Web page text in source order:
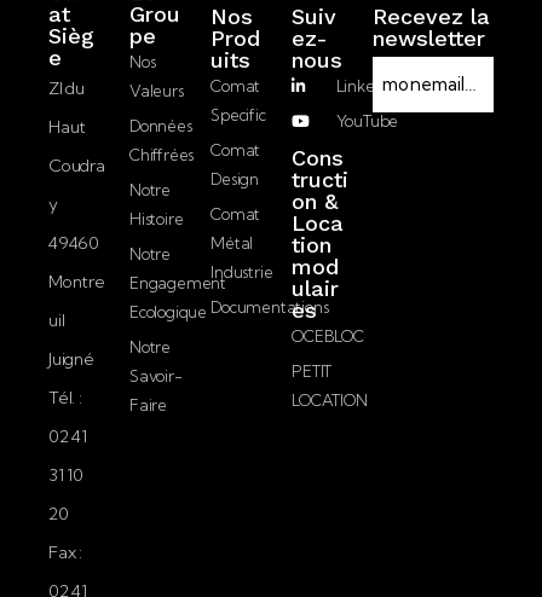
at
Sièg
e
ZI du
Haut
Coudra
y
49460
Montre
uil
Juigné
Tél. :
02 41
31 10
20
Fax :
02 41
Grou
pe
Nos
Valeurs
Données
Chiffrées
Notre
Histoire
Notre
Engagement
Ecologique
Notre
Savoir-
Faire
Nos
Prod
Uits
Comat
Specific
Comat
Design
Comat
Métal
Industrie
Documentations
Suiv
ez-
nous
LinkedIn
YouTube
Cons
tructi
on &
Loca
tion
mod
ulair
es
OCEBLOC
PETIT
LOCATION
Recevez la
newsletter
mail
RGPD